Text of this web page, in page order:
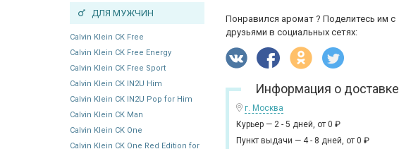
ДЛЯ МУЖЧИН
Calvin Klein CK Free
Calvin Klein CK Free Energy
Calvin Klein CK Free Sport
Calvin Klein CK IN2U Him
Calvin Klein CK IN2U Pop for Him
Calvin Klein CK Man
Calvin Klein CK One
Calvin Klein CK One Red Edition for
Понравился аромат ? Поделитесь им с
друзьями в социальных сетях:
Информация о доставке
г. Москва
Курьер — 2 - 5 дней, от 0 ₽
Пункт выдачи — 4 - 8 дней, от 0 ₽